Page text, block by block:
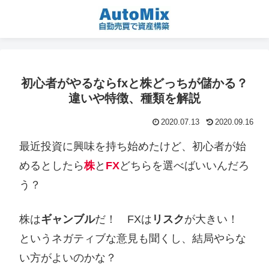
初心者がやるならfxと株どっちが儲かる？
違いや特徴、種類を解説
2020.07.13 2020.09.16
最近投資に興味を持ち始めたけど、初心者が始
めるとしたら株と FXどちらを選べばいいんだろ
う？
株はギャンブルだ！ FXは リスクが大きい！
というネガティブな意見も聞くし、結局やらな
い方がよいのかな？